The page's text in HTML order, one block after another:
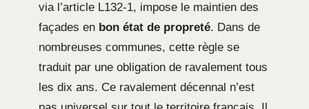
via l’article L132-1, impose le maintien des
façades en bon état de propreté. Dans de
nombreuses communes, cette règle se
traduit par une obligation de ravalement tous
les dix ans. Ce ravalement décennal n’est